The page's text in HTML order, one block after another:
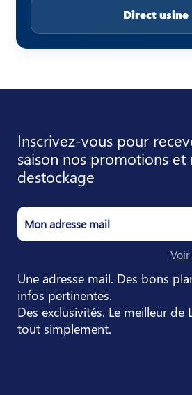
Direct usine
Inscrivez-vous pour
saison nos promotions et
destockage
Une adresse mail. Des bons
infos pertinentes.
Des exclusivités. Le meilleur de
tout simplement.